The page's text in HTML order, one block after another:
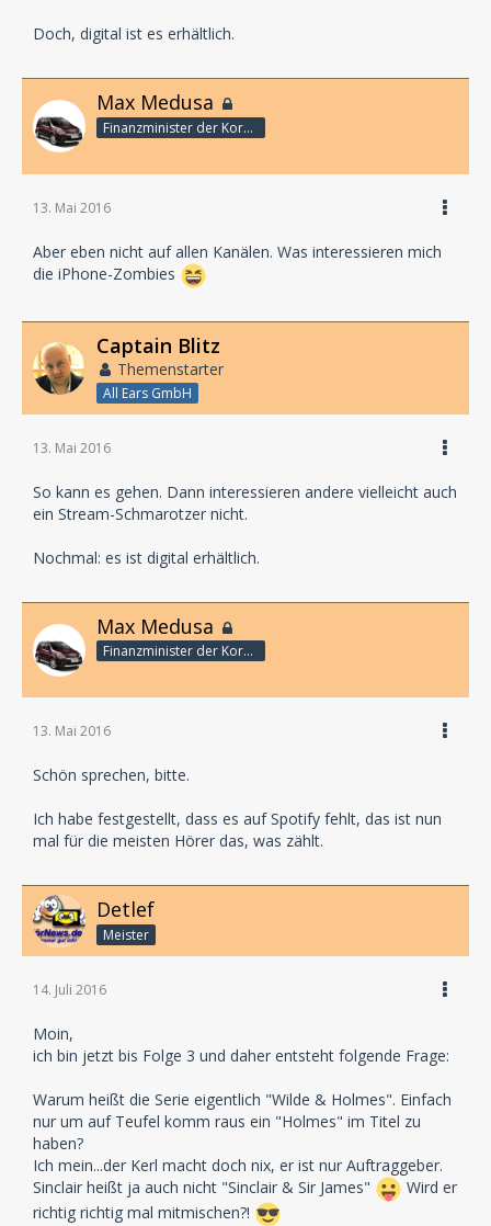
Doch, digital ist es erhältlich.
Max Medusa
Finanzminister der Korporation
13. Mai 2016
Aber eben nicht auf allen Kanälen. Was interessieren mich
die iPhone-Zombies
Captain Blitz
Themenstarter
All Ears GmbH
13. Mai 2016
So kann es gehen. Dann interessieren andere vielleicht auch
ein Stream-Schmarotzer nicht.
Nochmal: es ist digital erhältlich.
Max Medusa
Finanzminister der Korporation
13. Mai 2016
Schön sprechen, bitte.
Ich habe festgestellt, dass es auf Spotify fehlt, das ist nun
mal für die meisten Hörer das, was zählt.
Detlef
Meister
14. Juli 2016
Moin,
ich bin jetzt bis Folge 3 und daher entsteht folgende Frage:
Warum heißt die Serie eigentlich "Wilde & Holmes". Einfach
nur um auf Teufel komm raus ein "Holmes" im Titel zu
haben?
Ich mein...der Kerl macht doch nix, er ist nur Auftraggeber.
Sinclair heißt ja auch nicht "Sinclair & Sir James"
Wird er
richtig richtig mal mitmischen?!